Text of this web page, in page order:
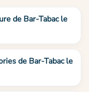
de Bar-Tabac le
de Bar-Tabac le